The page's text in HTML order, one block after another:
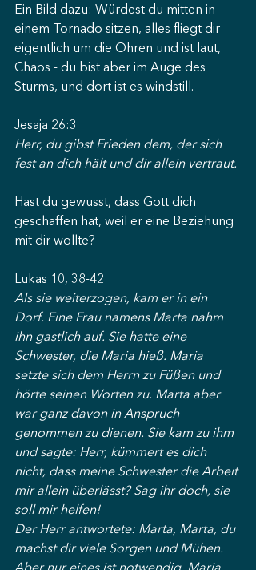
Ein Bild dazu: Würdest du mitten in
einem Tornado sitzen, alles fliegt dir
eigentlich um die Ohren und ist laut,
Chaos - du bist aber im Auge des
Sturms, und dort ist es windstill.
Jesaja 26:3
Herr, du gibst Frieden dem, der sich
fest an dich hält und dir allein vertraut.
Hast du gewusst, dass Gott dich
geschaffen hat, weil er eine Beziehung
mit dir wollte?
Lukas 10, 38-42
Als sie weiterzogen, kam er in ein
Dorf. Eine Frau namens Marta nahm
ihn gastlich auf. Sie hatte eine
Schwester, die Maria hieß. Maria
setzte sich dem Herrn zu Füßen und
hörte seinen Worten zu. Marta aber
war ganz davon in Anspruch
genommen zu dienen. Sie kam zu ihm
und sagte: Herr, kümmert es dich
nicht, dass meine Schwester die Arbeit
mir allein überlässt? Sag ihr doch, sie
soll mir helfen!
Der Herr antwortete: Marta, Marta, du
machst dir viele Sorgen und Mühen.